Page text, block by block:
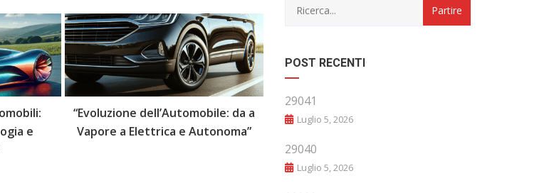
e
“Evoluzione dell’Automobile: da a
Vapore a Elettrica e Autonoma”
“Evoluzione e Innovazione: Il Futuro
POST RECENTI
29041
Luglio 5, 2026
29040
Luglio 5, 2026